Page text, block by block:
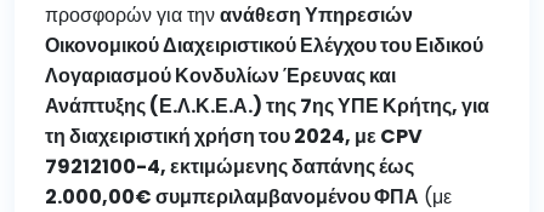
προσφορών για τηνανάθεση Υπηρεσιών
Οικονομικού Διαχειριστικού Ελέγχου του Ειδικού
Λογαριασμού Κονδυλίων Έρευνας και
Ανάπτυξης (Ε.Λ.Κ.Ε.Α.) της 7ης ΥΠΕ Κρήτης, για
τη διαχειριστική χρήση του 2024, με CPV
79212100-4, εκτιμώμενης δαπάνης έως
2.000,00€ συμπεριλαμβανομένου ΦΠΑ (με